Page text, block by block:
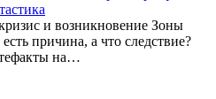
и возникновение Зоны
причина, а что следствие?
на…